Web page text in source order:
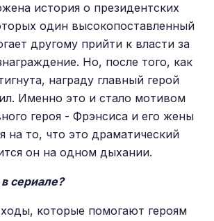
история о президентских
один высокопоставленный
другому прийти к власти за
Но, после того, как
награду главный герой
Именно это и стало мотивом
героя - Фрэнсиса и его жены
на то, что это драматический
он на одном дыхании.
сериале?
которые помогают героям